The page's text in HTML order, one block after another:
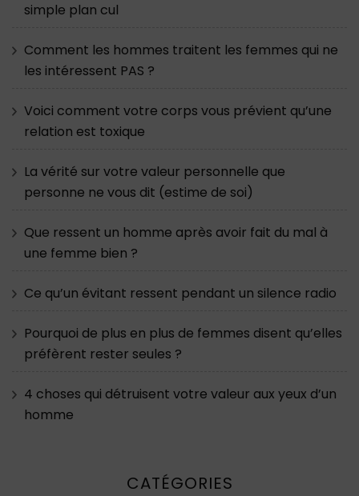
simple plan cul
Comment les hommes traitent les femmes qui ne
les intéressent PAS ?
Voici comment votre corps vous prévient qu’une
relation est toxique
La vérité sur votre valeur personnelle que
personne ne vous dit (estime de soi)
Que ressent un homme après avoir fait du mal à
une femme bien ?
Ce qu’un évitant ressent pendant un silence radio
Pourquoi de plus en plus de femmes disent qu’elles
préfèrent rester seules ?
4 choses qui détruisent votre valeur aux yeux d’un
homme
CATÉGORIES